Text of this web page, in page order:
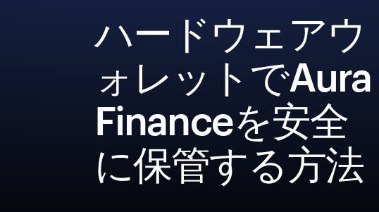
ハードウェアウ
ォレットでAura
Financeを安全
に保管する方法